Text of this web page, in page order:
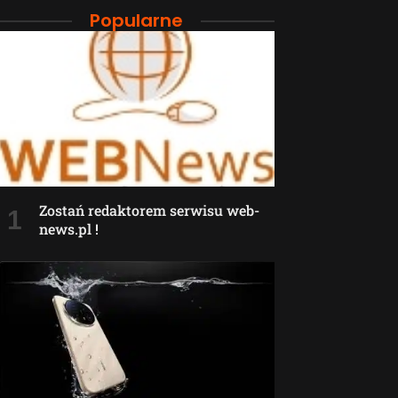
Popularne
Zostań redaktorem serwisu web-
news.pl !